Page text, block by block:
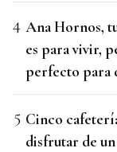
Ana Hornos,
es para vivir,
perfecto para
Cinco
disfrutar de